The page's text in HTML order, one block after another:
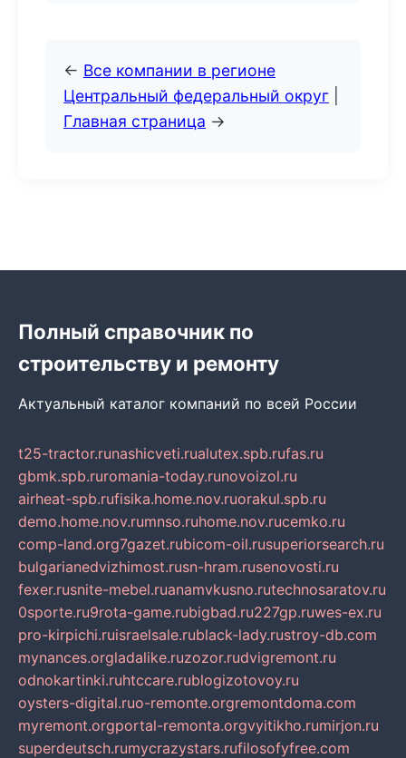
← Все компании в регионе
Центральный федеральный округ
Главная страница →
Полный справочник по
строительству и ремонту
Актуальный каталог компаний по всей России
t25-tractor.runashicveti.rualutex.spb.rufas.ru
gbmk.spb.ruromania-today.runovoizol.ru
airheat-spb.rufisika.home.nov.ruorakul.spb.ru
demo.home.nov.rumnso.ruhome.nov.rucemko.ru
comp-land.org7gazet.rubicom-oil.rusuperiorsearch.ru
bulgarianedvizhimost.rusn-hram.rusenovosti.ru
fexer.rusnite-mebel.ruanamvkusno.rutechnosaratov.ru
0sporte.ru9rota-game.rubigbad.ru227gp.ruwes-ex.ru
pro-kirpichi.ruisraelsale.rublack-lady.rustroy-db.com
mynances.orgladalike.ruzozor.rudvigremont.ru
odnokartinki.ruhtccare.rublogizotovoy.ru
oysters-digital.ruo-remonte.orgremontdoma.com
myremont.orgportal-remonta.orgvyitikho.rumirjon.ru
superdeutsch.rumycrazystars.rufilosofyfree.com